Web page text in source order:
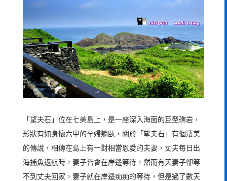
「望夫石」位在七美島上，是一座深入海面的巨型礁岩，
形狀有如身懷六甲的孕婦躺臥，關於「望夫石」有個淒美
的傳說，相傳在島上有一對相當恩愛的夫妻，丈夫每日出
海捕魚返航時，妻子皆會在岸邊等待，然而有天妻子卻等
不到丈夫回家，妻子就在岸邊痴痴的等待，但是過了數天